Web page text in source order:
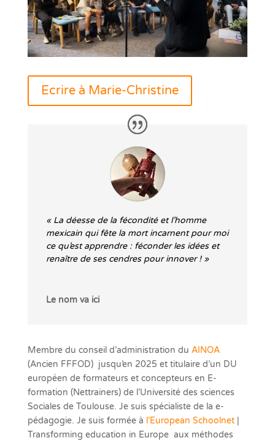
Ecrire à Marie-Christine
« La déesse de la fécondité et l’homme
mexicain qui fête la mort incarnent pour moi
ce qu’est apprendre : féconder les idées et
renaître de ses cendres pour innover ! »
Le nom va ici
Membre du conseil d’administration du AINOA
(Ancien FFFOD) jusqu’en 2025 et titulaire d’un DU
européen de formateurs et concepteurs en E-
formation (Nettrainers) de l’Université des sciences
Sociales de Toulouse. Je suis spécialiste de la e-
pédagogie. Je suis formée à l’European Schoolnet|
Transforming education in Europe aux méthodes